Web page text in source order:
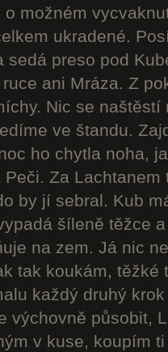
možném
ukradené.
sedá preso pod
ani Mráza. Z
Nic se naštěstí
ve štandu.
ho chytla noha,
Za
by jí sebral. Kub
šíleně těžce
na zem. Já nic
tak koukám, těžké
každý druhý
výchovně působit,
v kuse, koupím